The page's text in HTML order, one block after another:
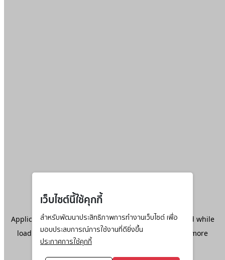
เว็บไซต์นี้ใช้คุกกี้
สำหรับพัฒนาประสิทธิภาพการทำงานเว็บไซต์ เพื่อ
มอบประสบการณ์การใช้งานที่ดียิ่งขึ้น
ประกาศการใช้คุกกี้
Application error: aclient-side exception has occurred while
loadingwww.ktc.co.th(see the browser console
for more
information).